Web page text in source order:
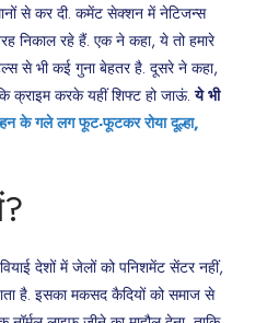
से कर दी. कमेंट सेक्शन में नेटिजन्स
निकाल रहे हैं. एक ने कहा, ये तो हमारे
से भी कई गुना बेहतर है. दूसरे ने कहा,
क्राइम करके यहीं शिफ्ट हो जाऊं.ये भी
के गले लग फूट-फूटकर रोया दूल्हा,
देशों में जेलों को पनिशमेंट सेंटर नहीं,
है. इसका मकसद कैदियों को समाज से